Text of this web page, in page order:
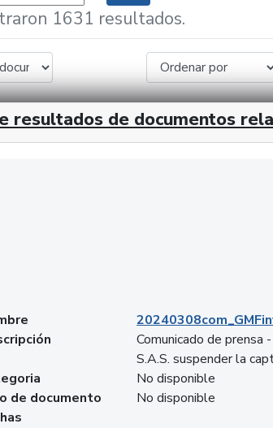
1631 resultados.
resultados de documentos
Comunicado de prensa
S.A.S. suspender la
No disponible
de documento
No disponible